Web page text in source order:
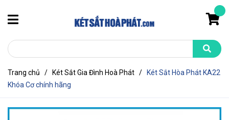
Trang chủ / Két Sắt Gia Đình Hoà Phát /
Két Sắt Hòa Phát KA22
Khóa Cơ chính hãng